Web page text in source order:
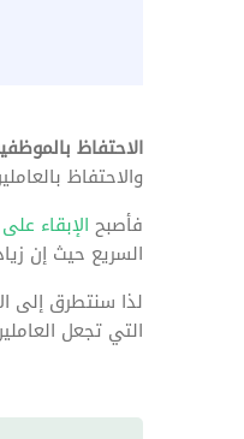
الاحتفاظ
والاحتفاظ
فأصبح الإبقاء
السريع حيث إن
لذا سنتطرق إلى
التي تجعل